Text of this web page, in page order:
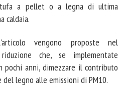
a pellet o a legna di ultima
caldaia.
vengono proposte nel
che, se implementate
anni, dimezzare il contributo
legno alle emissioni di PM10.